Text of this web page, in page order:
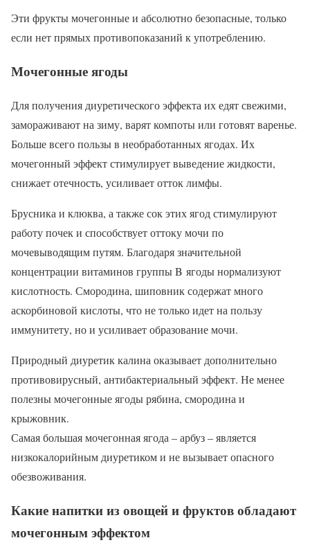
Эти фрукты мочегонные и абсолютно безопасные, только
если нет прямых противопоказаний к употреблению.
Мочегонные ягоды
Для получения диуретического эффекта их едят свежими,
замораживают на зиму, варят компоты или готовят варенье.
Больше всего пользы в необработанных ягодах. Их
мочегонный эффект стимулирует выведение жидкости,
снижает отечность, усиливает отток лимфы.
Брусника и клюква, а также сок этих ягод стимулируют
работу почек и способствует оттоку мочи по
мочевыводящим путям. Благодаря значительной
концентрации витаминов группы B ягоды нормализуют
кислотность. Смородина, шиповник содержат много
аскорбиновой кислоты, что не только идет на пользу
иммунитету, но и усиливает образование мочи.
Природный диуретик калина оказывает дополнительно
противовирусный, антибактериальный эффект. Не менее
полезны мочегонные ягоды рябина, смородина и
крыжовник.
Самая большая мочегонная ягода – арбуз – является
низкокалорийным диуретиком и не вызывает опасного
обезвоживания.
Какие напитки из овощей и фруктов обладают
мочегонным эффектом